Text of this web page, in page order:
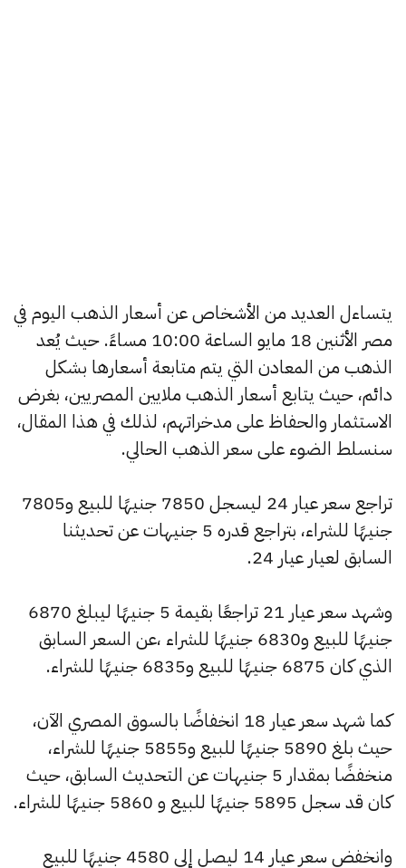
يتساءل العديد من الأشخاص عن أسعار الذهب اليوم في
مصر الأثنين 18 مايو الساعة 10:00 مساءً. حيث يُعد
الذهب من المعادن التي يتم متابعة أسعارها بشكل
دائم، حيث يتابع أسعار الذهب ملايين المصريين، بغرض
الاستثمار والحفاظ على مدخراتهم، لذلك في هذا المقال،
سنسلط الضوء على سعر الذهب الحالي.
تراجع سعر عيار 24 ليسجل 7850 جنيهًا للبيع و7805
جنيهًا للشراء، بتراجع قدره 5 جنيهات عن تحديثنا
السابق لعيار عيار 24.
وشهد سعر عيار 21 تراجعًا بقيمة 5 جنيهًا ليبلغ 6870
جنيهًا للبيع و6830 جنيهًا للشراء ،عن السعر السابق
الذي كان 6875 جنيهًا للبيع و6835 جنيهًا للشراء.
كما شهد سعر عيار 18 انخفاضًا بالسوق المصري الآن،
حيث بلغ 5890 جنيهًا للبيع و5855 جنيهًا للشراء،
منخفضًا بمقدار 5 جنيهات عن التحديث السابق، حيث
كان قد سجل 5895 جنيهًا للبيع و 5860 جنيهًا للشراء.
وانخفض سعر عيار 14 ليصل إلى 4580 جنيهًا للبيع